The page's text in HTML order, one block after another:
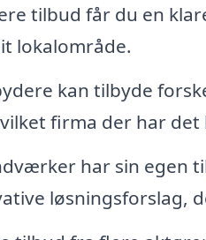
tilbud får du en
lokalområde.
kan tilbyde
firma der har det
har sin egen
løsningsforslag,